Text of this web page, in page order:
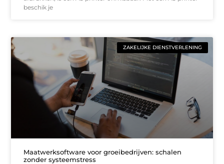
beschik je
ZAKELIJKE DIENSTVERLENING
Maatwerksoftware voor groeibedrijven: schalen
zonder systeemstress